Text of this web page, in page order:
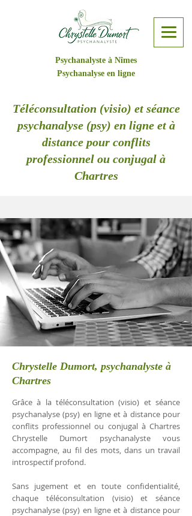
Psychanalyste à Nîmes
Psychanalyse en ligne
Téléconsultation (visio) et séance
psychanalyse (psy) en ligne et à
distance pour conflits
professionnel ou conjugal à
Chartres
Chrystelle Dumort, psychanalyste à
Chartres
Grâce à la téléconsultation (visio) et séance
psychanalyse (psy) en ligne et à distance pour
conflits professionnel ou conjugal à Chartres
Chrystelle Dumort psychanalyste vous
accompagne, au fil des mots, dans un travail
introspectif profond.
Sans jugement et en toute confidentialité,
chaque téléconsultation (visio) et séance
psychanalyse (psy) en ligne et à distance pour